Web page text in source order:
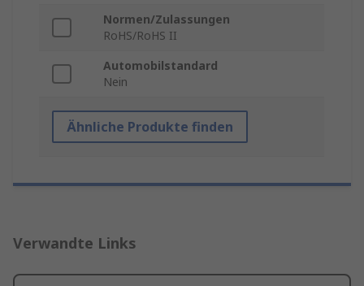
Normen/Zulassungen
RoHS/RoHS II
Automobilstandard
Nein
Ähnliche Produkte finden
Verwandte Links